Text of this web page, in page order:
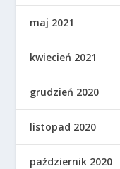
maj 2021
kwiecień 2021
grudzień 2020
listopad 2020
październik 2020